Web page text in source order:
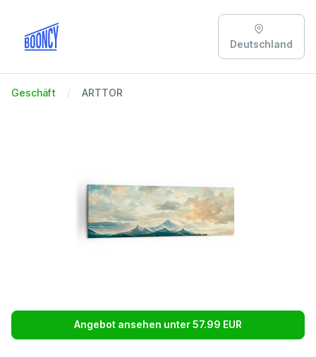
Deutschland
Geschäft ARTTOR
Angebot ansehen unter 57.99 EUR